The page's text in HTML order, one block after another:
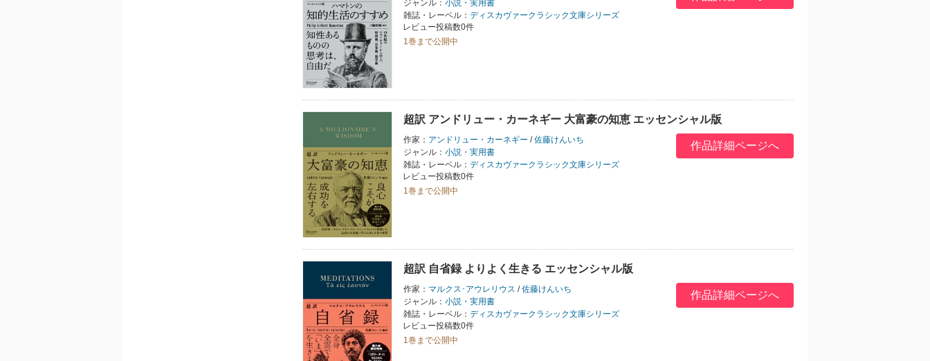
ジャンル： 小説・実用書
雑誌・レーベル： ディスカヴァークラシック文庫シリーズ
レビュー投稿数0件
1巻まで公開中
超訳 アンドリュー・カーネギー 大富豪の知恵 エッセンシャル版
作家： アンドリュー・カーネギー /佐藤けんいち
ジャンル： 小説・実用書
雑誌・レーベル： ディスカヴァークラシック文庫シリーズ
レビュー投稿数0件
1巻まで公開中
作品詳細ページへ
超訳 自省録 よりよく生きる エッセンシャル版
作家： マルクス･アウレリウス /佐藤けんいち
ジャンル： 小説・実用書
雑誌・レーベル： ディスカヴァークラシック文庫シリーズ
レビュー投稿数0件
1巻まで公開中
作品詳細ページへ